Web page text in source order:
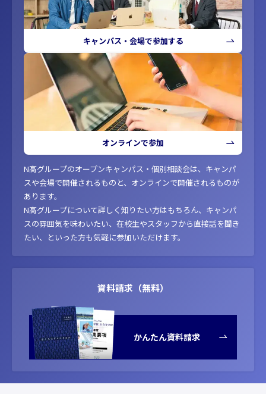
キャンパス・会場で参加する
オンラインで参加
N高グループのオープンキャンパス・個別相談会は、キャンパ
スや会場で開催されるものと、オンラインで開催されるものが
あります。
N高グループについて詳しく知りたい方はもちろん、キャンパ
スの雰囲気を味わいたい、在校生やスタッフから直接話を聞き
たい、といった方も気軽に参加いただけます。
資料請求（無料）
かんたん資料請求